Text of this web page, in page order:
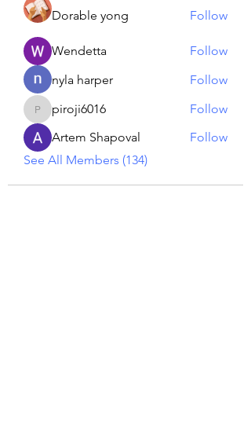
Dorable yong
Follow
Wendetta
Follow
nyla harper
Follow
piroji6016
piroji6016
Follow
Artem Shapoval
Follow
See All Members (134)